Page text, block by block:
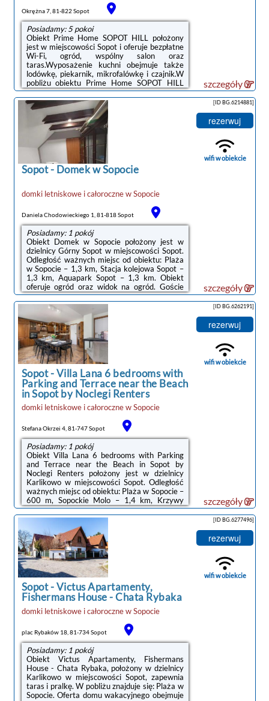
Okrężna 7, 81-822 Sopot
Posiadamy: 5 pokoi
Obiekt Prime Home SOPOT HILL położony
jest w miejscowości Sopot i oferuje bezpłatne
Wi-Fi, ogród, wspólny salon oraz
taras.Wyposażenie kuchni obejmuje także
lodówkę, piekarnik, mikrofalówkę i czajnik.W
pobliżu obiektu Prime Home SOPOT HILL
znajdują się liczne atrakcje, takie jak Plaża w
Sopocie, Stacja kolejowa Sopot i Opera Leśna.
Lotnisko Lotnisko Gdańsk-Rębiechowo
oddalone jest o 19 km. Obiekt organizuje
ponadto płatny transfer lotniskowy.Doba
hotelowa od godziny 16:00 do 10:00.W
obiekcie obowiązuje zakaz organizowania
wieczorów panieńskich, kawalerskich
itp.Prosimy o ...
szczegóły
Sopot- Domek w Sopocie
domki letniskowe i całorocznewSopocie
Daniela Chodowieckiego 1, 81-818 Sopot
Posiadamy: 1 pokój
Obiekt Domek w Sopocie położony jest w
dzielnicy Górny Sopot w miejscowości Sopot.
Odległość ważnych miejsc od obiektu: Plaża
w Sopocie – 1,3 km, Stacja kolejowa Sopot –
1,3 km, Aquapark Sopot – 1,3 km. Obiekt
oferuje ogród oraz widok na ogród. Goście
mogą korzystać z bezpłatnego WiFi we
wszystkich pomieszczeniach.W domu
wakacyjnym do dyspozycji gości
przygotowano kilka sypialni (3), kuchnię ze
standardowym wyposażeniem, takim jak
lodówka i piekarnik, a także łazienkę (1) z
prysznicem. Wyposażenie obejmuje także
pralkę oraz telewizor z płaskim ekranem z
dostępem ...
[ID BG.6214881]
rezerwuj
wifi w obiekcie
szczegóły
Sopot-Villa Lana 6 bedrooms with
Parking and Terrace near the Beach
in Sopot by Noclegi Renters
domki letniskowe i całorocznewSopocie
Stefana Okrzei 4, 81-747 Sopot
Posiadamy: 1 pokój
Obiekt Villa Lana 6 bedrooms with Parking
and Terrace near the Beach in Sopot by
Noclegi Renters położony jest w dzielnicy
Karlikowo w miejscowości Sopot. Odległość
ważnych miejsc od obiektu: Plaża w Sopocie –
600 m, Sopockie Molo – 1,4 km, Krzywy
Domek – niecały kilometr. Oferta domu
wakacyjnego obejmuje bezpłatny prywatny
parking, całodobową recepcję oraz bezpłatne
Wi-Fi.W domu wakacyjnym zapewniono kilka
sypialni (6), kuchnię z lodówką i zmywarką, a
także kilka łazienek (2) z prysznicem,
bezpłatnym zestawem kosmetyków oraz
pralką. W domu wakacyjnym zapewniono
ręczniki ...
[ID BG.6262191]
rezerwuj
wifi w obiekcie
szczegóły
Sopot-Victus Apartamenty,
Fishermans House - Chata Rybaka
domki letniskowe i całorocznewSopocie
plac Rybaków 18, 81-734 Sopot
Posiadamy: 1 pokój
Obiekt Victus Apartamenty, Fishermans
House - Chata Rybaka, położony w dzielnicy
Karlikowo w miejscowości Sopot, zapewnia
taras i pralkę. W pobliżu znajduje się: Plaża w
Sopocie. Oferta domu wakacyjnego obejmuje
[ID BG.6277496]
rezerwuj
wifi w obiekcie